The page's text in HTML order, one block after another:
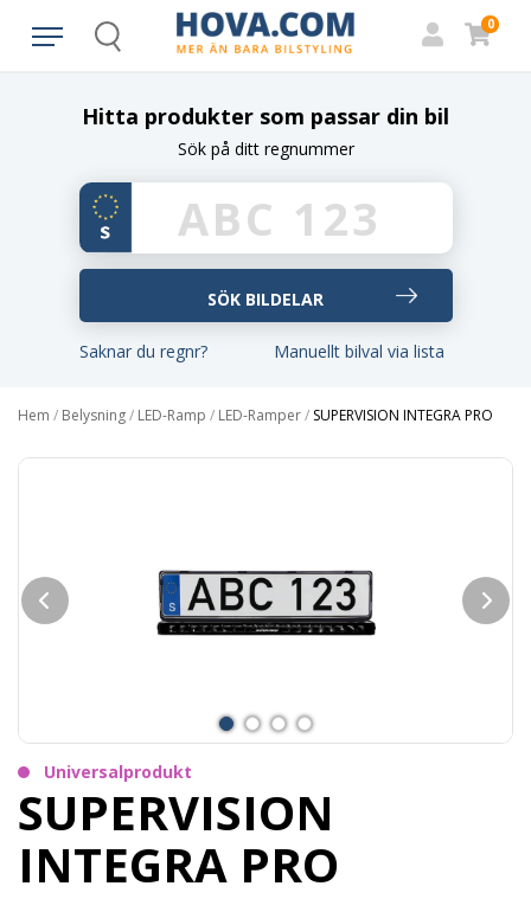
Search
0
Hitta produkter som passar din bil
Sök på ditt regnummer
Saknar du regnr? Manuellt bilval via lista
Hem / Belysning/ LED-Ramp / LED-Ramper/ SUPERVISION INTEGRA PRO
Universalprodukt
SUPERVISION
INTEGRA PRO